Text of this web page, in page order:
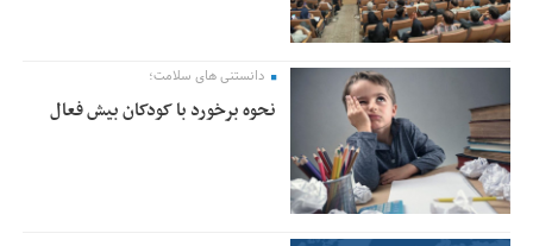
دانستنی های سلامت؛
نحوه برخورد با کودکان بیش فعال